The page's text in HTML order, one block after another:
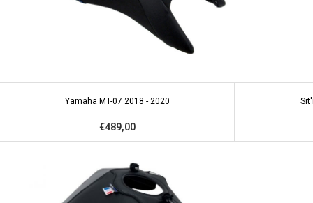
Yamaha MT-07 2018 - 2020
€489,00